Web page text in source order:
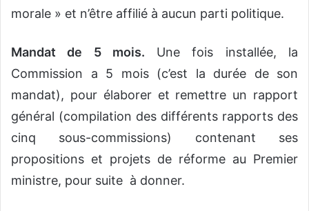
morale » et n’être affilié à aucun parti politique.
Mandat de 5 mois. Une fois installée, la
Commission a 5 mois (c’est la durée de son
mandat), pour élaborer et remettre un rapport
général (compilation des différents rapports des
cinq sous-commissions) contenant ses
propositions et projets de réforme au Premier
ministre, pour suite à donner.